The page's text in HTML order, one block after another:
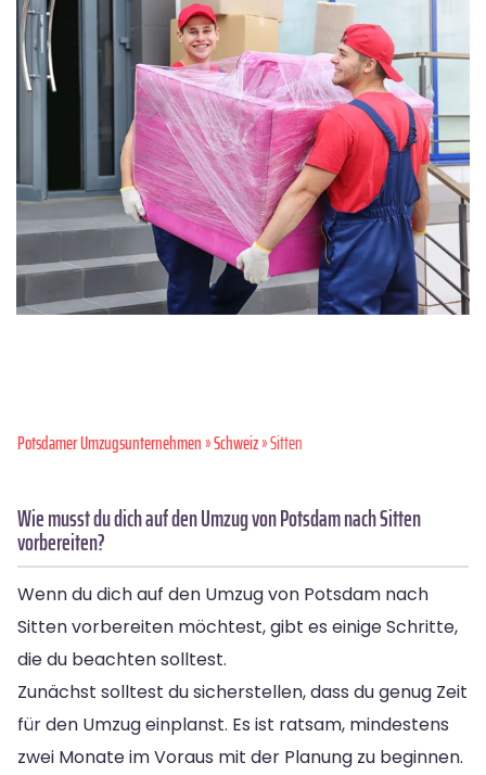
Potsdamer Umzugsunternehmen»Schweiz» Sitten
Wie musst du dich auf den Umzug von Potsdam nach Sitten
vorbereiten?
Wenn du dich auf den Umzug von Potsdam nach
Sitten vorbereiten möchtest, gibt es einige Schritte,
die du beachten solltest.
Zunächst solltest du sicherstellen, dass du genug Zeit
für den Umzug einplanst. Es ist ratsam, mindestens
zwei Monate im Voraus mit der Planung zu beginnen.